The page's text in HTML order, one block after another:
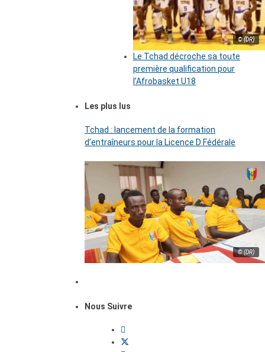
© (DR)
Le Tchad décroche sa toute
première qualification pour
l’Afrobasket U18
Les plus lus
Tchad : lancement de la formation
d’entraîneurs pour la Licence D Fédérale
© (DR)
Nous Suivre